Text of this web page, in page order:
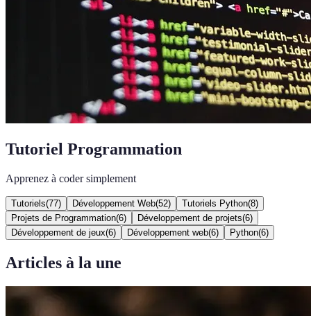
Tutoriel Programmation
Apprenez à coder simplement
Tutoriels(77) Développement Web(52) Tutoriels Python(8)
Projets de Programmation(6) Développement de projets(6)
Développement de jeux(6) Développement web(6) Python(6)
Articles à la une